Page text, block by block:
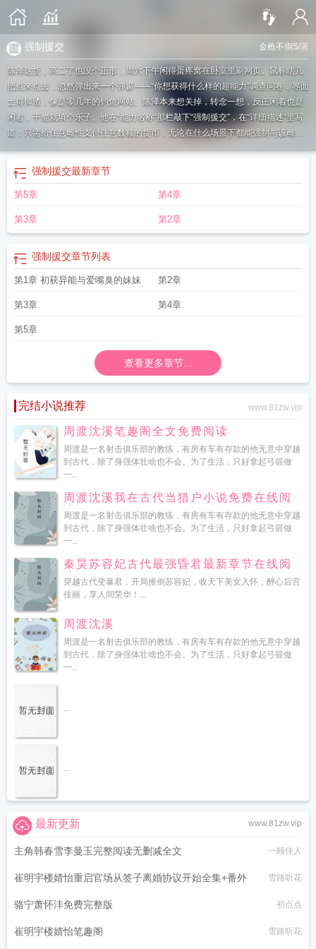
金枪不倒S/著
强制援交
陈泽这货，高二了也没个正形，周六下午闲得蛋疼窝在卧室里刷网页。鼠标瞎几
把点来点去，忽然弹出来一个弹窗——“你想获得什么样的超能力”调查问卷，界面
土得掉渣，像是零几年的钓鱼网站。陈泽本来想关掉，转念一想，反正闲着也是
闲着，干脆就填个乐子。他在“能力名称”那栏敲下“强制援交”，在“详细描述”里写
道：只需给任意雌性支付任意数额的货币，无论在什么场景下都能强制与该雌性
品说明书似的，填完他自己都乐了，啪地点击“提交”。就在提交那一秒，电脑屏幕
猛地炸开一道刺眼白光。是真的炸了，整间卧室被照得一片煞白，一道光柱从天
而降，穿过天花板直直钻进陈泽身体里。强援是什么意思
强制援交最新章节
第5章 第4章
第3章 第2章
强制援交章节列表
第1章 初获异能与爱嘴臭的妹妹 第2章
第3章 第4章
第5章
查看更多章节...
完结小说推荐 www.81zw.vip
周渡沈溪笔趣阁全文免费阅读
周渡是一名射击俱乐部的教练，有房有车有存款的他无意中穿越
到古代，除了身强体壮啥也不会。为了生活，只好拿起弓箭做
一...
周渡沈溪我在古代当猎户小说免费在线阅
读
周渡是一名射击俱乐部的教练，有房有车有存款的他无意中穿越
到古代，除了身强体壮啥也不会。为了生活，只好拿起弓箭做
一...
秦昊苏容妃古代最强昏君最新章节在线阅
读
穿越古代变暴君，开局推倒苏容妃，收天下美女入怀，醉心后宫
佳丽，享人间荣华！...
周渡沈溪
周渡是一名射击俱乐部的教练，有房有车有存款的他无意中穿越
到古代，除了身强体壮啥也不会。为了生活，只好拿起弓箭做
一...
...
...
www.81zw.vip
最新更新
主角韩春雪李曼玉完整阅读无删减全文 一顾佳人
崔明宇楼婧怡重启官场从签子离婚协议开始全集+番外 雪路听花
骆宁萧怀沣免费完整版 初点点
崔明宇楼婧怡笔趣阁 雪路听花